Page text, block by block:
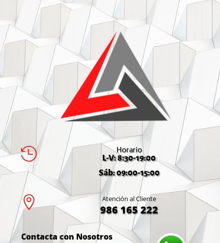
 Horario
L-V: 8:30-19:00
Sáb: 09:00-15:00
 Atención al Cliente
986 165 222
Contacta con Nosotros